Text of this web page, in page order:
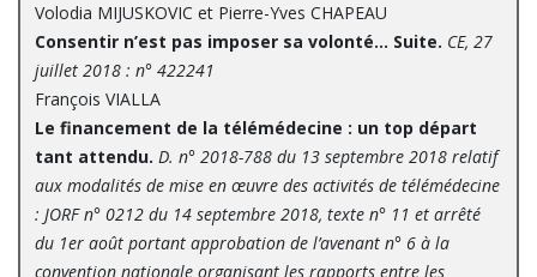
Volodia MIJUSKOVIC et Pierre-Yves CHAPEAU
Consentir n’est pas imposer sa volonté… Suite. CE, 27
juillet 2018 : n° 422241
François VIALLA
Le financement de la télémédecine : un top départ
tant attendu. D. n° 2018-788 du 13 septembre 2018 relatif
aux modalités de mise en œuvre des activités de télémédecine
: JORF n° 0212 du 14 septembre 2018, texte n° 11 et arrêté
du 1er août portant approbation de l’avenant n° 6 à la
convention nationale organisant les rapports entre les